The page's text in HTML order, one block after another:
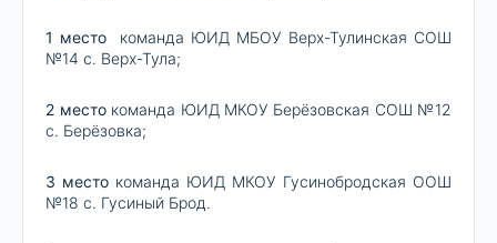
1 место команда ЮИД МБОУ Верх-Тулинская СОШ
№14 с. Верх-Тула;
2 местокоманда ЮИД МКОУ Берёзовская СОШ №12
с. Берёзовка;
3 место команда ЮИД МКОУ Гусинобродская ООШ
№18 с. Гусиный Брод.